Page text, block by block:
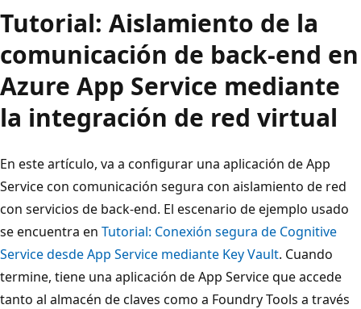
Tutorial: Aislamiento de la
comunicación de back-end en
Azure App Service mediante
la integración de red virtual
En este artículo, va a configurar una aplicación de App
Service con comunicación segura con aislamiento de red
con servicios de back-end. El escenario de ejemplo usado
se encuentra en Tutorial: Conexión segura de Cognitive
Service desde App Service mediante Key Vault. Cuando
termine, tiene una aplicación de App Service que accede
tanto al almacén de claves como a Foundry Tools a través